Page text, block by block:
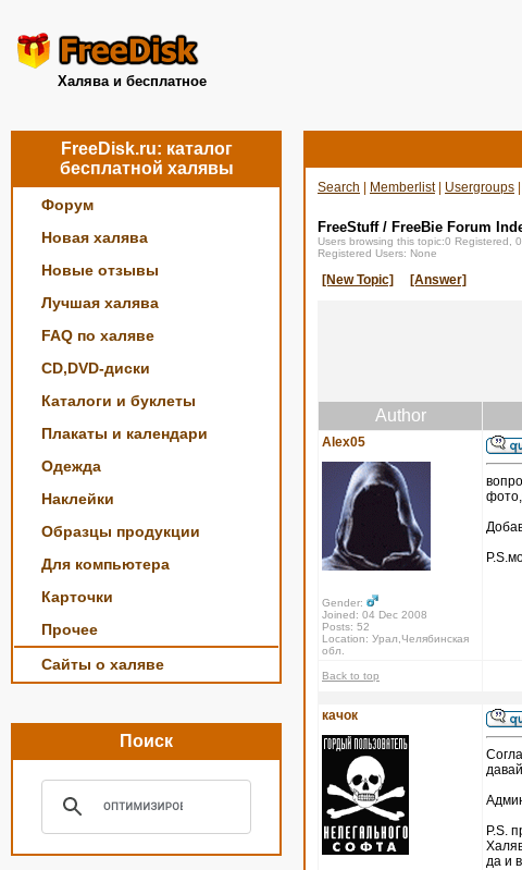
Халява и бесплатное
FreeDisk.ru: каталог
бесплатной халявы
Форум
Новая халява
Новые отзывы
Лучшая халява
FAQ по халяве
CD,DVD-диски
Каталоги и буклеты
Плакаты и календари
Одежда
Наклейки
Образцы продукции
Для компьютера
Карточки
Прочее
Сайты о халяве
Поиск
Search Memberlist| Usergroups
FreeStuff / FreeBie Forum
Users browsing this topic:0 Registered,
Registered Users: None
[New Topic] [Answer]
Author
Alex05
Gender:
Joined: 04 Dec 2008
Posts: 52
Location: Урал,Челябинская
обл.
Back to top
качок
P.S.
да и